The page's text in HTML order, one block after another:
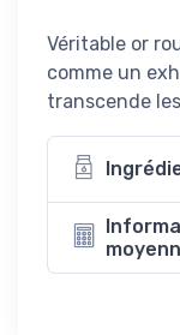
Véritable or
comme un
transcende